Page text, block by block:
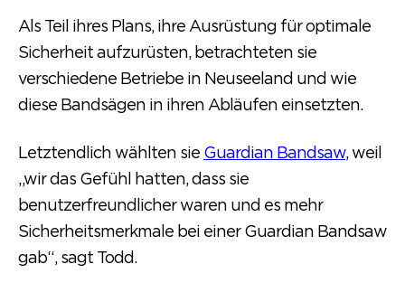
Als Teil ihres Plans, ihre Ausrüstung für optimale
Sicherheit aufzurüsten, betrachteten sie
verschiedene Betriebe in Neuseeland und wie
diese Bandsägen in ihren Abläufen einsetzten.
Letztendlich wählten sie Guardian Bandsaw, weil
„wir das Gefühl hatten, dass sie
benutzerfreundlicher waren und es mehr
Sicherheitsmerkmale bei einer Guardian Bandsaw
gab“, sagt Todd.